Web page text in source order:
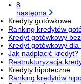
8
następna
Kredyty gotówkowe
Ranking kredytów
Kredyt gotówkowy
Kredyt gotówkowy
Jak nadpłacić kredyt?
Restrukturyzacja
Kredyty hipoteczne
Ranking kredytów